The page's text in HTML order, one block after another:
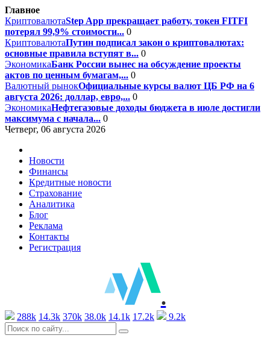
Главное
КриптовалютаStep App прекращает работу, токен FITFI
потерял 99,9% стоимости... 0
КриптовалютаПутин подписал закон о криптовалютах:
основные правила вступят в... 0
ЭкономикаБанк России вынес на обсуждение проекты
актов по ценным бумагам,... 0
Валютный рынокОфициальные курсы валют ЦБ РФ на 6
августа 2026: доллар, евро,... 0
ЭкономикаНефтегазовые доходы бюджета в июле достигли
максимума с начала... 0
Четверг, 06 августа 2026
Новости
Финансы
Кредитные новости
Страхование
Аналитика
Блог
Реклама
Контакты
Регистрация
.
288k 14.3k 370k 38.0k 14.1k 17.2k 9.2k